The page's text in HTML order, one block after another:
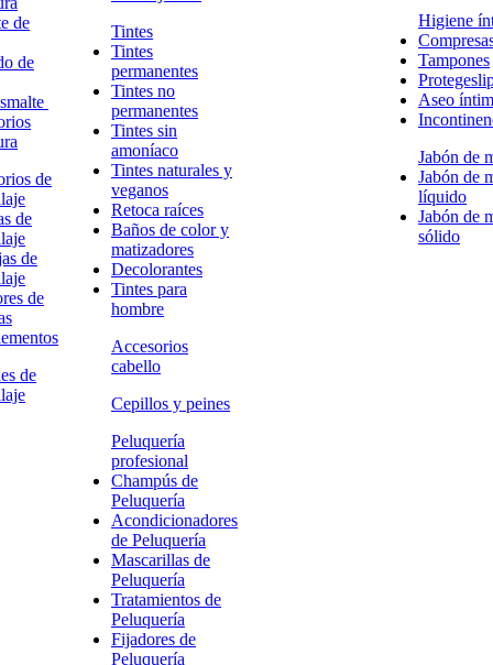
de
de
de
de
de
de
de
Tintes
Tintes
permanentes
Tintes no
permanentes
Tintes sin
amoníaco
Tintes naturales y
veganos
Retoca raíces
Baños de color y
matizadores
Decolorantes
Tintes para
hombre
Accesorios
cabello
Cepillos y peines
Peluquería
profesional
Champús de
Peluquería
Acondicionadores
de Peluquería
Mascarillas de
Peluquería
Tratamientos de
Peluquería
Fijadores de
Peluquería
Higiene
Tampones
Aseo
Jabón de
Jabón de
líquido
Jabón de
sólido